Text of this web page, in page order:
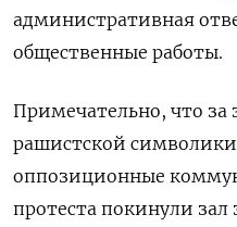
административная
общественные работы.
Примечательно, что за
рашистской символики
оппозиционные
протеста покинули зал